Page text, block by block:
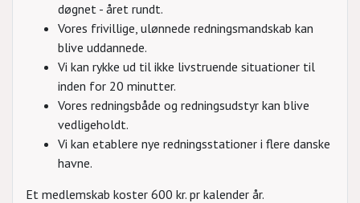
døgnet - året rundt.
Vores frivillige, ulønnede redningsmandskab kan
blive uddannede.
Vi kan rykke ud til ikke livstruende situationer til
inden for 20 minutter.
Vores redningsbåde og redningsudstyr kan blive
vedligeholdt.
Vi kan etablere nye redningsstationer i flere danske
havne.
Et medlemskab koster 600 kr. pr kalender år.